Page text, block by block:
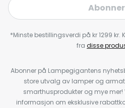
*Minste bestillingsverdi på kr 1299 kr.
fra disse
Abonner på Lampegigantens
store utvalg av lamper og
smarthusprodukter og mye
informasjon om eksklusive